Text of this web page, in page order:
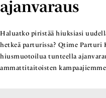
ajanvaraus
Haluatko piristää hiuksiasi
hetkeä parturissa? Qtime Parturi
hiusmuotoilua tunteella
ammattitaitoisten